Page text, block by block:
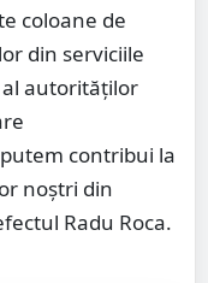
coloane de
din serviciile
autorităților
contribui la
noștri din
Radu Roca.